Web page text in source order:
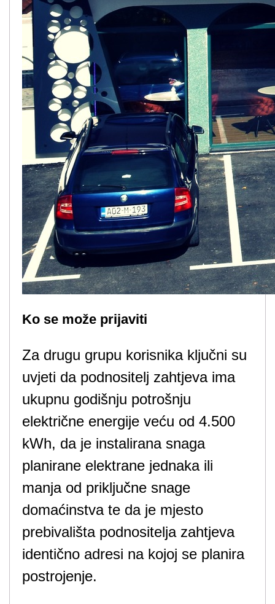
Ko se može prijaviti
Za drugu grupu korisnika ključni su
uvjeti da podnositelj zahtjeva ima
ukupnu godišnju potrošnju
električne energije veću od 4.500
kWh, da je instalirana snaga
planirane elektrane jednaka ili
manja od priključne snage
domaćinstva te da je mjesto
prebivališta podnositelja zahtjeva
identično adresi na kojoj se planira
postrojenje.